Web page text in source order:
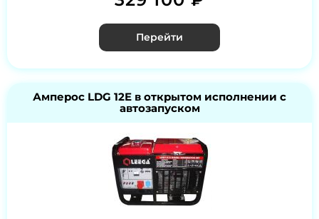
Перейти
Амперос LDG 12E в открытом исполнении с
автозапуском